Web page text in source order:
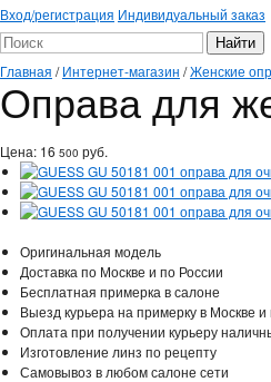
Вход/регистрация Индивидуальный заказ
Главная /Интернет-магазин /Женские
Оправа для
Цена: 16 500 руб.
Оригинальная модель
Доставка по Москве и по России
Бесплатная примерка в салоне
Выезд курьера на примерку в Москве и
Оплата при получении курьеру
Изготовление линз по рецепту
Самовывоз в любом салоне сети